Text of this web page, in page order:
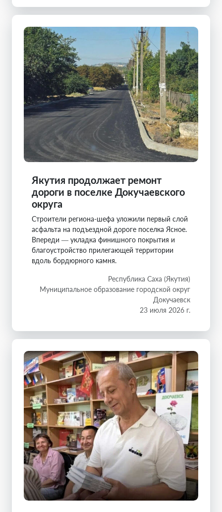
Якутия продолжает ремонт
дороги в поселке Докучаевского
округа
Строители региона-шефа уложили первый слой
асфальта на подъездной дороге поселка Ясное.
Впереди — укладка финишного покрытия и
благоустройство прилегающей территории
вдоль бордюрного камня.
Республика Саха (Якутия)
Муниципальное образование городской округ
Докучаевск
23 июля 2026 г.